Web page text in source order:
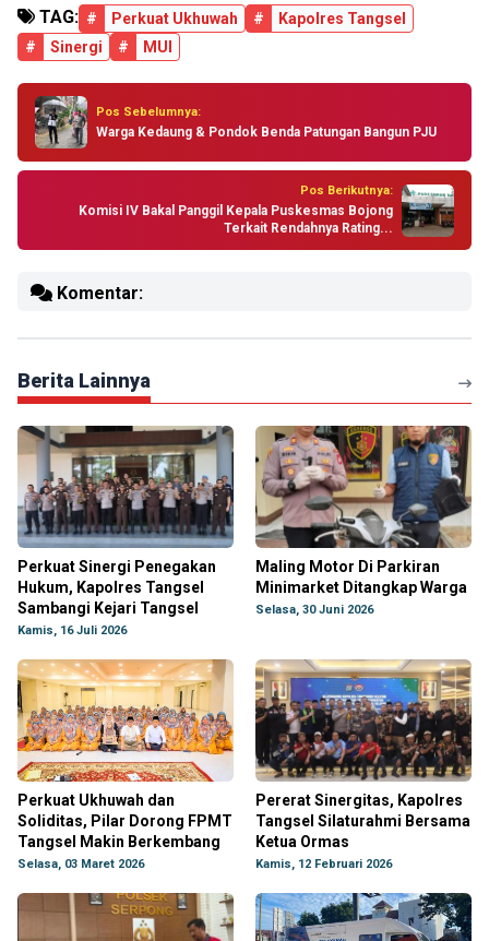
TAG: # Perkuat Ukhuwah #
Kapolres Tangsel
#
Sinergi # MUI
Pos Sebelumnya:
Warga Kedaung & Pondok Benda Patungan Bangun PJU
Pos Berikutnya:
Komisi IV Bakal Panggil Kepala Puskesmas Bojong
Terkait Rendahnya Rating...
Komentar:
Berita Lainnya
Perkuat Sinergi Penegakan
Hukum, Kapolres Tangsel
Sambangi Kejari Tangsel
Kamis, 16 Juli 2026
Maling Motor Di Parkiran
Minimarket Ditangkap Warga
Selasa, 30 Juni 2026
Perkuat Ukhuwah dan
Soliditas, Pilar Dorong FPMT
Tangsel Makin Berkembang
Selasa, 03 Maret 2026
Pererat Sinergitas, Kapolres
Tangsel Silaturahmi Bersama
Ketua Ormas
Kamis, 12 Februari 2026